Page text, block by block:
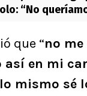
“No
que “no
así en mi
mismo sé